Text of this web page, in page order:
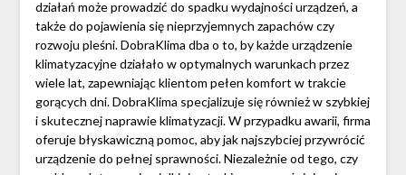
działań może prowadzić do spadku wydajności urządzeń, a
także do pojawienia się nieprzyjemnych zapachów czy
rozwoju pleśni. DobraKlima dba o to, by każde urządzenie
klimatyzacyjne działało w optymalnych warunkach przez
wiele lat, zapewniając klientom pełen komfort w trakcie
gorących dni. DobraKlima specjalizuje się również w szybkiej
i skutecznej naprawie klimatyzacji. W przypadku awarii, firma
oferuje błyskawiczną pomoc, aby jak najszybciej przywrócić
urządzenie do pełnej sprawności. Niezależnie od tego, czy